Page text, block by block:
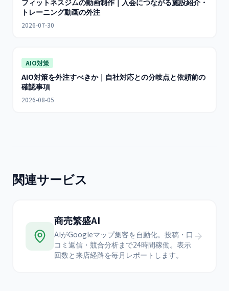
フィットネスジムの動画制作｜入会につながる施設紹介・
トレーニング動画の外注
2026-07-30
AIO対策
AIO対策を外注すべきか｜自社対応との分岐点と依頼前の
確認事項
2026-08-05
関連サービス
商売繁盛AI
AIがGoogleマップ集客を自動化。投稿・口
コミ返信・競合分析まで24時間稼働。表示
回数と来店経路を毎月レポートします。